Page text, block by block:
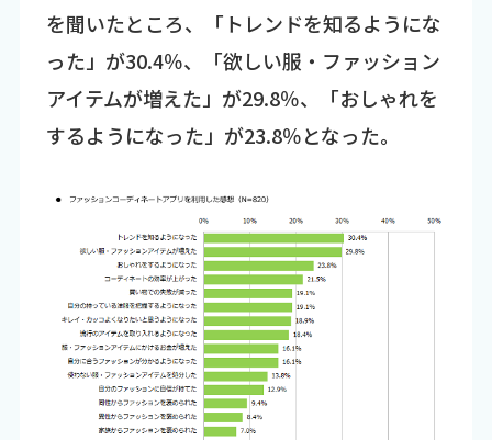
を聞いたところ、「トレンドを知るようにな
った」が30.4％、「欲しい服・ファッション
アイテムが増えた」が29.8％、「おしゃれを
するようになった」が23.8％となった。